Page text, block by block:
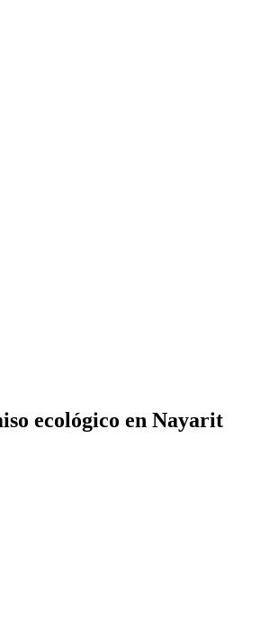
ecológico en Nayarit